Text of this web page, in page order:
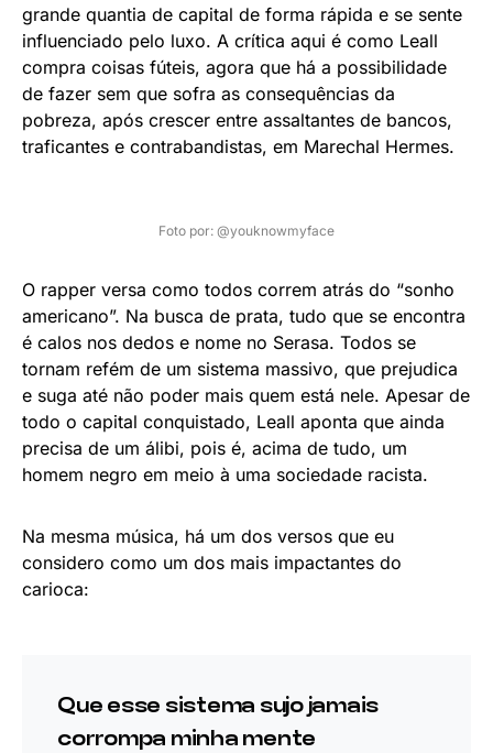
grande quantia de capital de forma rápida e se sente
influenciado pelo luxo. A crítica aqui é como Leall
compra coisas fúteis, agora que há a possibilidade
de fazer sem que sofra as consequências da
pobreza, após crescer entre assaltantes de bancos,
traficantes e contrabandistas, em Marechal Hermes.
Foto por: @youknowmyface
O rapper versa como todos correm atrás do “sonho
americano”. Na busca de prata, tudo que se encontra
é calos nos dedos e nome no Serasa. Todos se
tornam refém de um sistema massivo, que prejudica
e suga até não poder mais quem está nele. Apesar de
todo o capital conquistado, Leall aponta que ainda
precisa de um álibi, pois é, acima de tudo, um
homem negro em meio à uma sociedade racista.
Na mesma música, há um dos versos que eu
considero como um dos mais impactantes do
carioca:
Que esse sistema sujo jamais
corrompa minha mente